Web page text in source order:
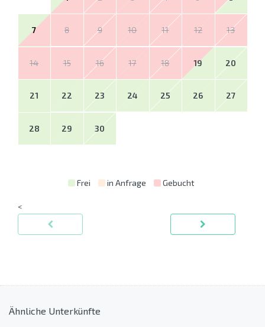
7 8 9 10 11 12 13
14 15 16 17 18 19 20
21 22 23 24 25 26 27
28 29 30
Frei in Anfrage Gebucht
<
Ähnliche Unterkünfte